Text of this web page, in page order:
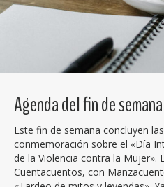
Agenda del fin de semana
Este fin de semana concluyen
conmemoración sobre el «Día
de la Violencia contra la Mujer».
Cuentacuentos, con